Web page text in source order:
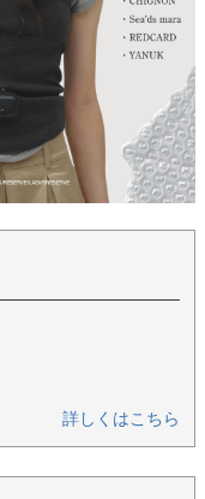
詳しくはこちら